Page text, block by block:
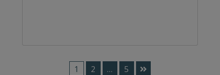
1 2 … 5 